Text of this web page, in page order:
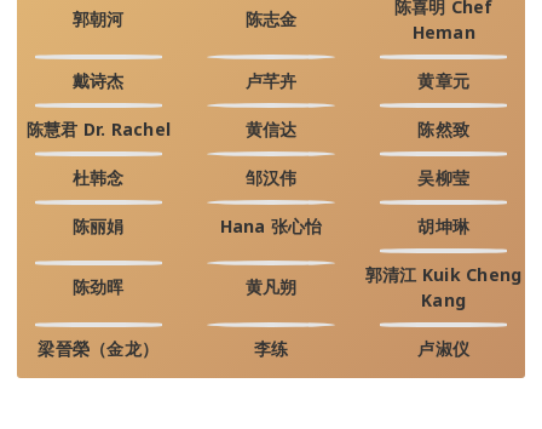
郭朝河 陈志金
陈喜明 Chef
Heman
戴诗杰 卢芊卉 黄章元
陈慧君 Dr. Rachel 黄信达 陈然致
杜韩念 邹汉伟 吴柳莹
陈丽娟 Hana 张心怡 胡坤琳
陈劲晖 黄凡朔
郭清江 Kuik Cheng
Kang
梁晉榮（金龙） 李练 卢淑仪